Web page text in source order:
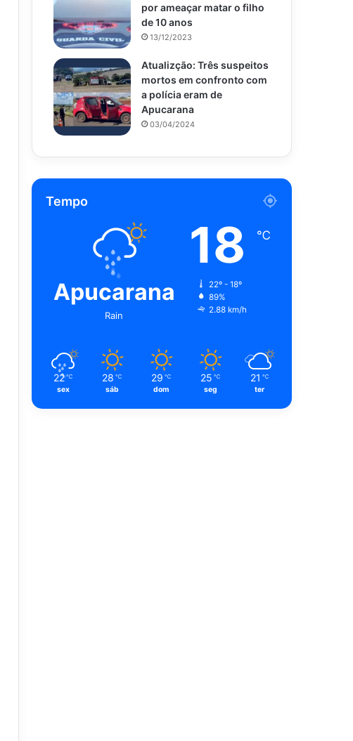
por ameaçar matar o filho
de 10 anos
13/12/2023
Atualizção: Três suspeitos
mortos em confronto com
a polícia eram de
Apucarana
03/04/2024
Tempo
Apucarana
Rain
18 ℃
22º - 18º
89%
2.88 km/h
22 ℃
sex
28 ℃
sáb
29 ℃
dom
25 ℃
seg
21 ℃
ter